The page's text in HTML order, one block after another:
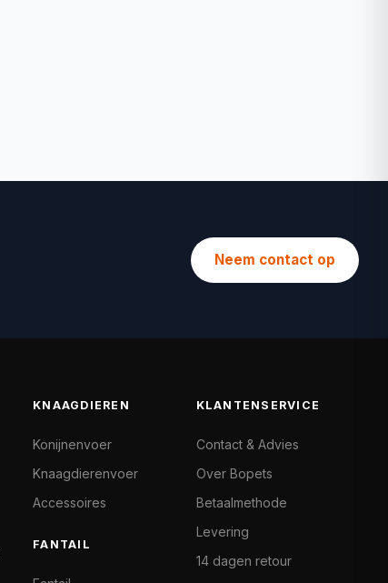
Neem contact op
KNAAGDIEREN
Konijnenvoer
Knaagdierenvoer
Accessoires
FANTAIL
KLANTENSERVICE
Contact & Advies
Over Bopets
Betaalmethode
Levering
14 dagen retour